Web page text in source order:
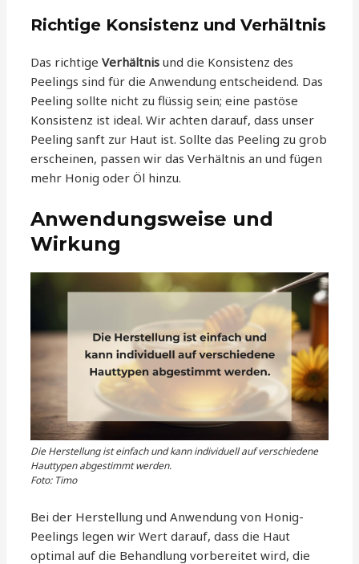
Richtige Konsistenz und Verhältnis
Das richtigeVerhältnis und die Konsistenz des
Peelings sind für die Anwendung entscheidend. Das
Peeling sollte nicht zu flüssig sein; eine pastöse
Konsistenz ist ideal. Wir achten darauf, dass unser
Peeling sanft zur Haut ist. Sollte das Peeling zu grob
erscheinen, passen wir das Verhältnis an und fügen
mehr Honig oder Öl hinzu.
Anwendungsweise und
Wirkung
Die Herstellung ist einfach und kann individuell auf verschiedene
Hauttypen abgestimmt werden.
Foto: Timo
Bei der Herstellung und Anwendung von Honig-
Peelings legen wir Wert darauf, dass die Haut
optimal auf die Behandlung vorbereitet wird, die